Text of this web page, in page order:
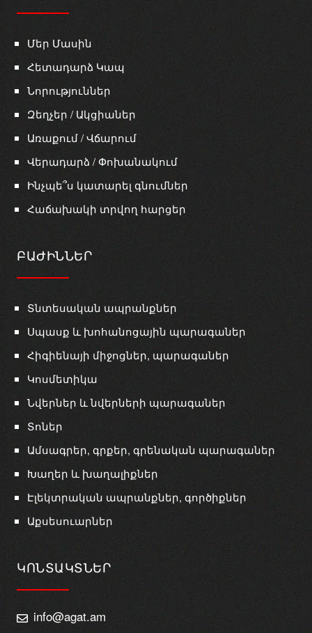
Մեր Մասին
Հետադարձ Կապ
Նորություններ
Զեղչեր / Ակցիաներ
Առաքում / Վճարում
Վերադարձ / Փոխանակում
Ինչպե՞ս կատարել գնումներ
Հաճախակի տրվող հարցեր
ԲԱԺԻՆՆԵՐ
Տնտեսական ապրանքներ
Սպասք և խոհանոցային պարագաներ
Հիգիենայի միջոցներ, պարագաներ
Կոսմետիկա
Նվերներ և նվերների պարագաներ
Տոներ
Ամսագրեր, գրքեր, գրենական պարագաներ
Խաղեր և խաղալիքներ
Էլեկտրական ապրանքներ, գործիքներ
Աքսեսուարներ
ԿՈՆՏԱԿՏՆԵՐ
info@agat.am